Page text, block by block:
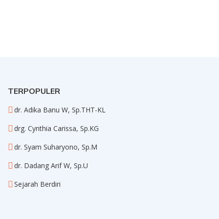
TERPOPULER
dr. Adika Banu W, Sp.THT-KL
drg. Cynthia Carissa, Sp.KG
dr. Syam Suharyono, Sp.M
dr. Dadang Arif W, Sp.U
Sejarah Berdiri